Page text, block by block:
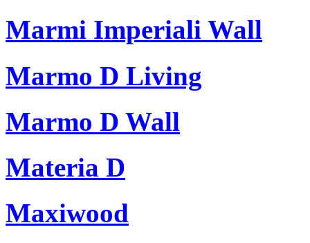
Marmi Imperiali Wall
Marmo D Living
Marmo D Wall
Materia D
Maxiwood